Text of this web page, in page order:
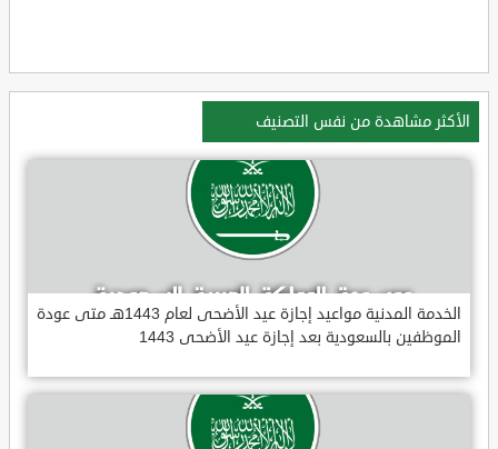
الأكثر مشاهدة من نفس التصنيف
الخدمة المدنية مواعيد إجازة عيد الأضحى لعام 1443هـ متى عودة
الموظفين بالسعودية بعد إجازة عيد الأضحى 1443